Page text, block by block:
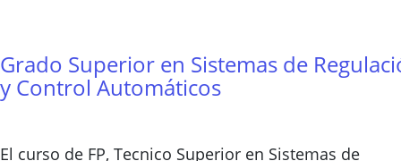
Grado Superior en Sistemas de
y Control Automáticos
El curso de FP, Tecnico Superior en Sistemas de